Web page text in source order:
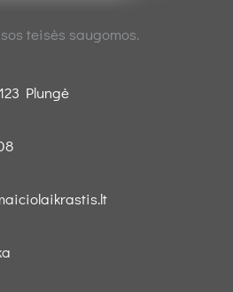
teisės saugomos.
Plungė